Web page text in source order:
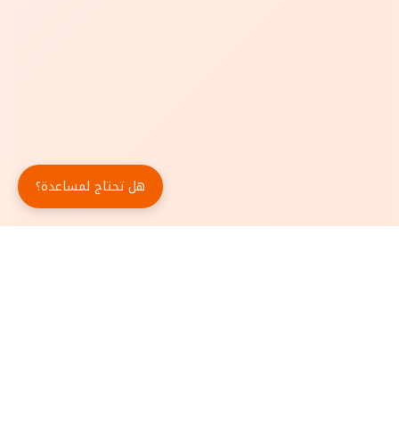
هل تحتاج لمساعدة؟